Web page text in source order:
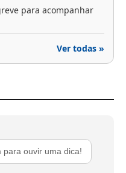
para acompanhar
Ver todas »
para ouvir uma dica!